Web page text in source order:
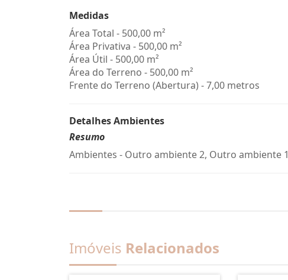
Medidas
Área Total - 500,00 m²
Área Privativa - 500,00 m²
Área Útil - 500,00 m²
Área do Terreno - 500,00 m²
Frente do Terreno (Abertura) - 7,00 metros
Detalhes Ambientes
Resumo
Ambientes - Outro ambiente 2, Outro ambiente 1
Imóveis Relacionados